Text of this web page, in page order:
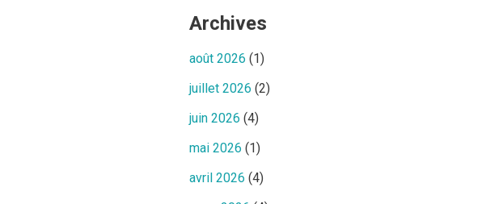
Archives
août 2026 (1)
juillet 2026 (2)
juin 2026 (4)
mai 2026 (1)
avril 2026 (4)